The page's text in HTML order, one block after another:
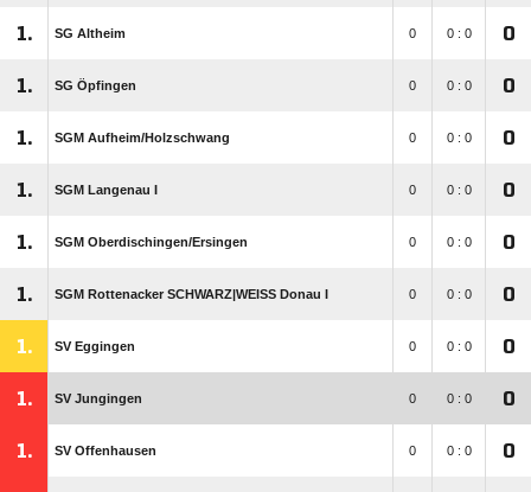
1. SG Altheim 0 0 : 0 0
1. SG Öpfingen 0 0 : 0 0
1. SGM Aufheim/​Holzschwang 0 0 : 0 0
1. SGM Langenau I 0 0 : 0 0
1. SGM Oberdischingen/​Ersingen 0 0 : 0 0
1. SGM Rottenacker SCHWARZ|WEISS Donau I 0 0 : 0 0
1. SV Eggingen 0 0 : 0 0
1. SV Jungingen 0 0 : 0 0
1. SV Offenhausen 0 0 : 0 0